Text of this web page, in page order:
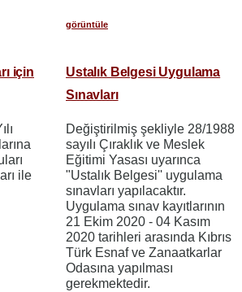
görüntüle
için
ile
Ustalık Belgesi Uygulama
Sınavları
Değiştirilmiş şekliyle 28/1988
sayılı Çıraklık ve Meslek
Eğitimi Yasası uyarınca
"Ustalık Belgesi'' uygulama
sınavları yapılacaktır.
Uygulama sınav kayıtlarının
21 Ekim 2020 - 04 Kasım
2020 tarihleri arasında Kıbrıs
Türk Esnaf ve Zanaatkarlar
Odasına yapılması
gerekmektedir.